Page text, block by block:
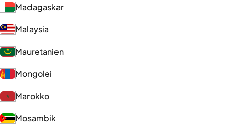
Madagaskar
Malaysia
Mauretanien
Mongolei
Marokko
Mosambik